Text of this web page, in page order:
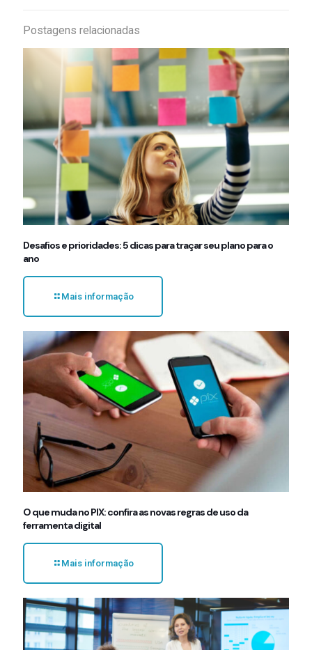
Postagens relacionadas
Desafios e prioridades: 5 dicas para traçar seu plano para o
ano
Mais informação
O que muda no PIX: confira as novas regras de uso da
ferramenta digital
Mais informação